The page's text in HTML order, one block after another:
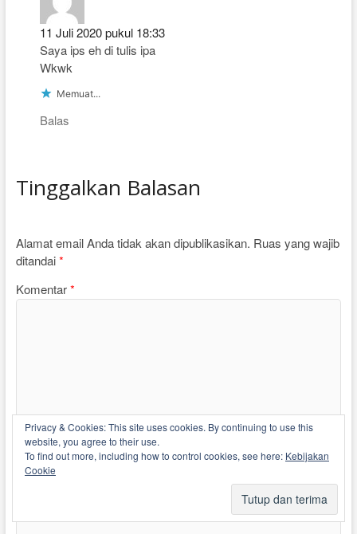
11 Juli 2020 pukul 18:33
Saya ips eh di tulis ipa
Wkwk
Memuat...
Balas
Tinggalkan Balasan
Alamat email Anda tidak akan dipublikasikan. Ruas yang wajib
ditandai*
Komentar*
TOP
Privacy & Cookies: This site uses cookies. By continuing to use this
website, you agree to their use.
To find out more, including how to control cookies, see here: Kebijakan
Cookie